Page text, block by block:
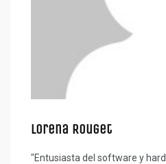
Lorena Rouget
"Entusiasta del software y